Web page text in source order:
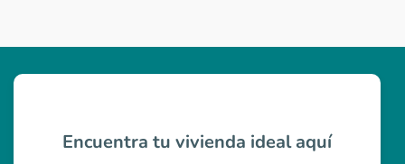
Encuentra tu vivienda ideal aquí